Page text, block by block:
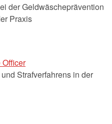
der Geldwäscheprävention
Praxis
Strafverfahrens in der